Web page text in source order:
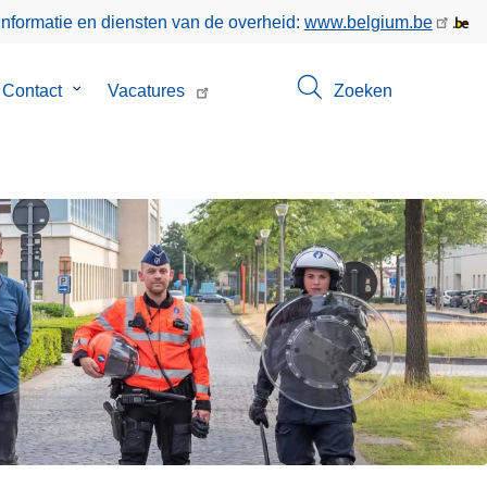
en diensten van de overheid: www.belgium.be
Contact SubmenuVacatures Zoeken